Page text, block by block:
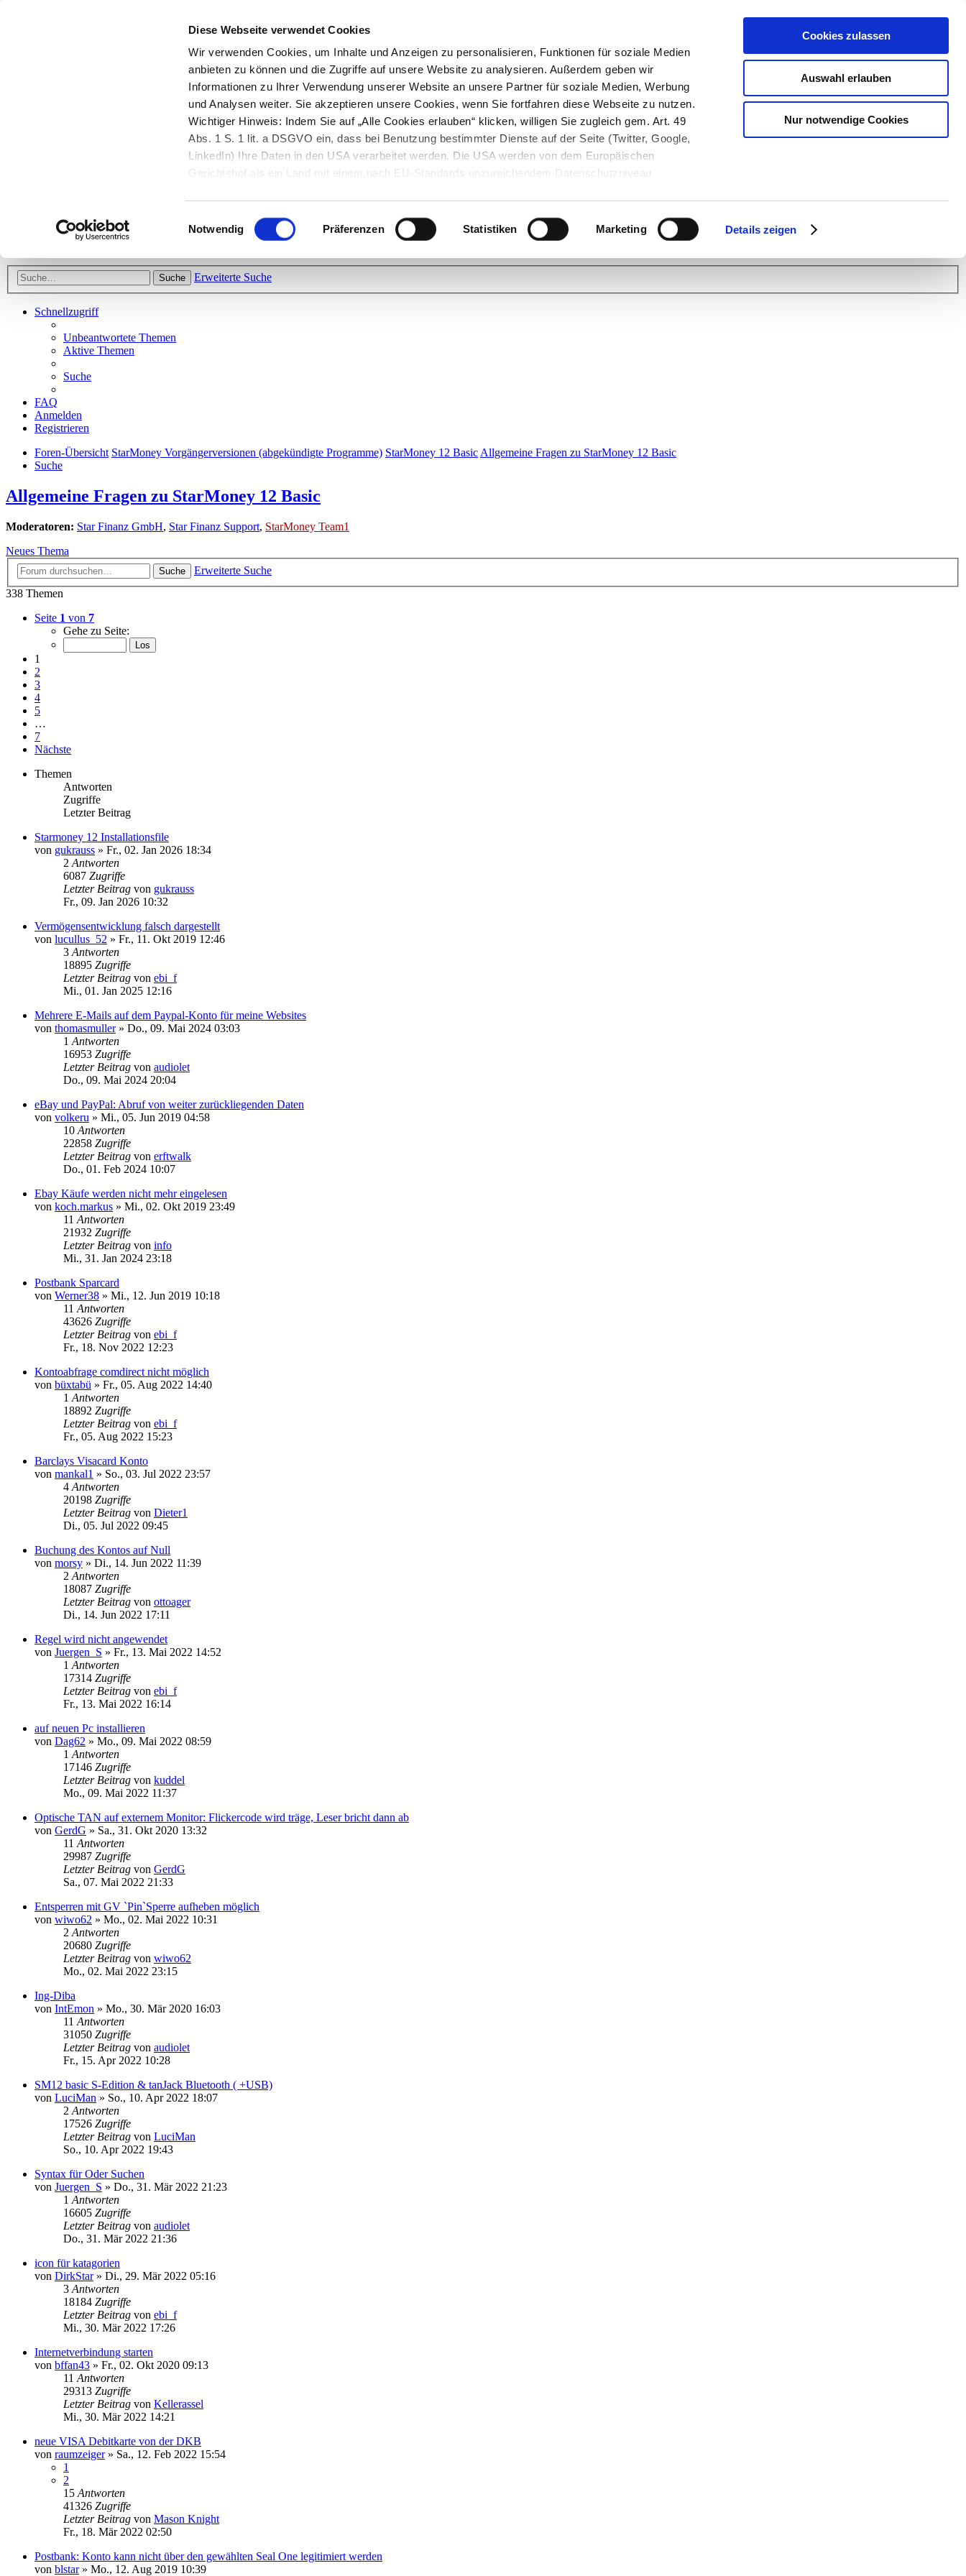
Diese Webseite verwendet Cookies
Wir verwenden Cookies, um Inhalte und Anzeigen zu personalisieren, Funktionen für soziale Medien
anbieten zu können und die Zugriffe auf unsere Website zu analysieren. Außerdem geben wir
Informationen zu Ihrer Verwendung unserer Website an unsere Partner für soziale Medien, Werbung
und Analysen weiter. Sie akzeptieren unsere Cookies, wenn Sie fortfahren diese Webseite zu nutzen.
Wichtiger Hinweis: Indem Sie auf „Alle Cookies erlauben“ klicken, willigen Sie zugleich gem. Art. 49
Abs. 1 S. 1 lit. a DSGVO ein, dass bei Benutzung bestimmter Dienste auf der Seite (Twitter, Google,
LinkedIn) Ihre Daten in den USA verarbeitet werden. Die USA werden von dem Europäischen
Gerichtshof als ein Land mit einem nach EU-Standards unzureichendem Datenschutzniveau
Einwilligungsauswahl
Notwendig Präferenzen Statistiken Marketing Details zeigen
Cookies zulassen
Auswahl erlauben
Nur notwendige Cookies
Herzlich willkommen!
Kunden viele nützliche Hilfestellungen und interessante Tipps und Tricks. Stellen Sie Ihre Fragen und helfen Sie mit Ihrem Wissen anderen weiter.
Suche Erweiterte Suche
Schnellzugriff
Unbeantwortete Themen
Aktive Themen
Suche
FAQ
Anmelden
Registrieren
Foren-Übersicht StarMoney Vorgängerversionen (abgekündigte Programme) StarMoney 12 BasicAllgemeine Fragen zu StarMoney 12 Basic
Suche
Allgemeine Fragen zu StarMoney 12 Basic
Moderatoren: Star Finanz GmbH, Star Finanz Support, StarMoney Team1
Neues Thema
Suche
Erweiterte Suche
338 Themen
Seite 1 von 7
Gehe zu Seite:
1
2
3
4
5
…
7
Nächste
Themen
Antworten
Zugriffe
Letzter Beitrag
Starmoney 12 Installationsfile
von gukrauss » Fr., 02. Jan 2026 18:34
2 Antworten
6087 Zugriffe
Letzter Beitrag von gukrauss
Fr., 09. Jan 2026 10:32
Vermögensentwicklung falsch dargestellt
von lucullus_52 » Fr., 11. Okt 2019 12:46
3 Antworten
18895 Zugriffe
Letzter Beitrag von ebi_f
Mi., 01. Jan 2025 12:16
Mehrere E-Mails auf dem Paypal-Konto für meine Websites
von thomasmuller» Do., 09. Mai 2024 03:03
1 Antworten
16953 Zugriffe
Letzter Beitrag von audiolet
Do., 09. Mai 2024 20:04
eBay und PayPal: Abruf von weiter zurückliegenden Daten
von volkeru » Mi., 05. Jun 2019 04:58
10 Antworten
22858 Zugriffe
Letzter Beitrag von erftwalk
Do., 01. Feb 2024 10:07
Ebay Käufe werden nicht mehr eingelesen
von koch.markus » Mi., 02. Okt 2019 23:49
11 Antworten
21932 Zugriffe
Letzter Beitrag von info
Mi., 31. Jan 2024 23:18
Postbank Sparcard
von Werner38 » Mi., 12. Jun 2019 10:18
11 Antworten
43626 Zugriffe
Letzter Beitrag von ebi_f
Fr., 18. Nov 2022 12:23
Kontoabfrage comdirect nicht möglich
von büxtabü » Fr., 05. Aug 2022 14:40
1 Antworten
18892 Zugriffe
Letzter Beitrag von ebi_f
Fr., 05. Aug 2022 15:23
Barclays Visacard Konto
von mankal1 » So., 03. Jul 2022 23:57
4 Antworten
20198 Zugriffe
Letzter Beitrag von Dieter1
Di., 05. Jul 2022 09:45
Buchung des Kontos auf Null
von morsy » Di., 14. Jun 2022 11:39
2 Antworten
18087 Zugriffe
Letzter Beitrag von ottoager
Di., 14. Jun 2022 17:11
Regel wird nicht angewendet
von Juergen_S » Fr., 13. Mai 2022 14:52
1 Antworten
17314 Zugriffe
Letzter Beitrag von ebi_f
Fr., 13. Mai 2022 16:14
auf neuen Pc installieren
von Dag62 » Mo., 09. Mai 2022 08:59
1 Antworten
17146 Zugriffe
Letzter Beitrag von kuddel
Mo., 09. Mai 2022 11:37
Optische TAN auf externem Monitor: Flickercode wird träge, Leser bricht dann ab
von GerdG » Sa., 31. Okt 2020 13:32
11 Antworten
29987 Zugriffe
Letzter Beitrag von GerdG
Sa., 07. Mai 2022 21:33
Entsperren mit GV `Pin`Sperre aufheben möglich
von wiwo62 » Mo., 02. Mai 2022 10:31
2 Antworten
20680 Zugriffe
Letzter Beitrag von wiwo62
Mo., 02. Mai 2022 23:15
Ing-Diba
von IntEmon » Mo., 30. Mär 2020 16:03
11 Antworten
31050 Zugriffe
Letzter Beitrag von audiolet
Fr., 15. Apr 2022 10:28
SM12 basic S-Edition & tanJack Bluetooth ( +USB)
von LuciMan » So., 10. Apr 2022 18:07
2 Antworten
17526 Zugriffe
Letzter Beitrag von LuciMan
So., 10. Apr 2022 19:43
Syntax für Oder Suchen
von Juergen_S » Do., 31. Mär 2022 21:23
1 Antworten
16605 Zugriffe
Letzter Beitrag von audiolet
Do., 31. Mär 2022 21:36
icon für katagorien
von DirkStar» Di., 29. Mär 2022 05:16
3 Antworten
18184 Zugriffe
Letzter Beitrag von ebi_f
Mi., 30. Mär 2022 17:26
Internetverbindung starten
von bffan43 » Fr., 02. Okt 2020 09:13
11 Antworten
29313 Zugriffe
Letzter Beitrag von Kellerassel
Mi., 30. Mär 2022 14:21
neue VISA Debitkarte von der DKB
von raumzeiger» Sa., 12. Feb 2022 15:54
1
2
15 Antworten
41326 Zugriffe
Letzter Beitrag von Mason Knight
Fr., 18. Mär 2022 02:50
Postbank: Konto kann nicht über den gewählten Seal One legitimiert werden
von blstar» Mo., 12. Aug 2019 10:39